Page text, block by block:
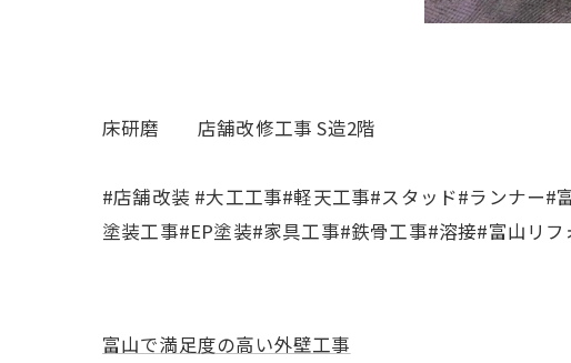
床研磨 店舗改修工事 S造2階
#店舗改装 #大工工事#軽天工事#スタッド#ランナー
塗装工事#EP塗装#家具工事#鉄骨工事#溶接#富山リ
富山で満足度の高い外壁工事